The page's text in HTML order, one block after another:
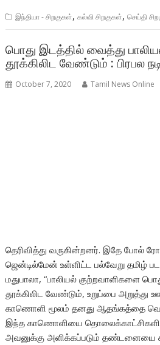
இந்தியா - சிறகுகள்,கல்வி சிறகுகள்,செய்தி
பொது இடத்தில் வைத்து
தூக்கிலிட வேண்டும் : பிரபல
October 7, 2020 Tamil News Online
தெரிவித்து வருகின்றனர். இதே போல்
ஜென்டில்மேன் உள்ளிட்ட பல்வேறு தமிழ்
மதுபாலா, “பாலியல் குற்றவாளிகளை
தூக்கிலிட வேண்டும், உறுப்பை
காணொளி மூலம் தனது ஆதங்கத்தை
இந்த காணொளியை
அவனுக்கு அளிக்கப்படும் தண்டனையை